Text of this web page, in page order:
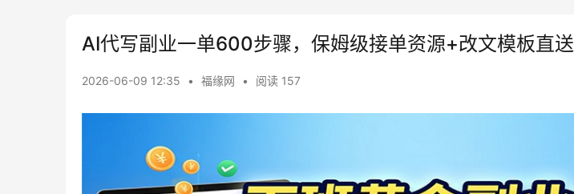
AI代写副业一单600步骤，保姆级接单资源+改文模板直送
2026-06-09 12:35 • 福缘网 • 阅读 157